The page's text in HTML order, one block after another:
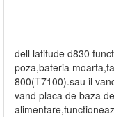
dell latitude d830
poza,bateria
800(T7100).sau il
vand placa de baza